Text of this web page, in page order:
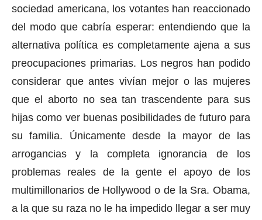
sociedad americana, los votantes han reaccionado
del modo que cabría esperar: entendiendo que la
alternativa política es completamente ajena a sus
preocupaciones primarias. Los negros han podido
considerar que antes vivían mejor o las mujeres
que el aborto no sea tan trascendente para sus
hijas como ver buenas posibilidades de futuro para
su familia. Únicamente desde la mayor de las
arrogancias y la completa ignorancia de los
problemas reales de la gente el apoyo de los
multimillonarios de Hollywood o de la Sra. Obama,
a la que su raza no le ha impedido llegar a ser muy